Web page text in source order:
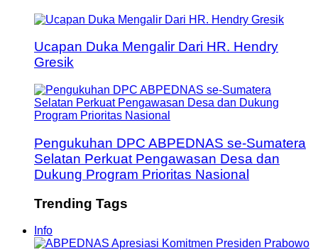
Ucapan Duka Mengalir Dari HR. Hendry
Gresik
Pengukuhan DPC ABPEDNAS se-Sumatera
Selatan Perkuat Pengawasan Desa dan
Dukung Program Prioritas Nasional
Trending Tags
Info